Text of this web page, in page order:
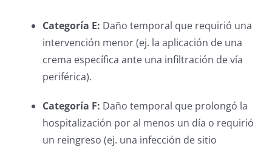
Categoría E: Daño temporal que requirió una
intervención menor (ej. la aplicación de una
crema específica ante una infiltración de vía
periférica).
Categoría F: Daño temporal que prolongó la
hospitalización por al menos un día o requirió
un reingreso (ej. una infección de sitio